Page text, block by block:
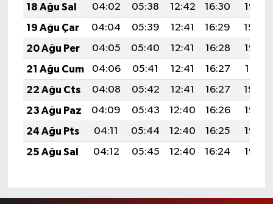
18 Ağu Sal
04:02 05:38 12:42 16:30
19:35
19 Ağu Çar
04:04 05:39 12:41 16:29
19:34
20 Ağu Per
04:05 05:40 12:41 16:28
19:32
21 Ağu Cum
04:06 05:41 12:41 16:27
19:31
22 Ağu Cts
04:08 05:42 12:41 16:27
19:29
23 Ağu Paz
04:09 05:43 12:40 16:26
19:28
24 Ağu Pts
04:11 05:44 12:40 16:25
19:26
25 Ağu Sal
04:12 05:45 12:40 16:24 19:25